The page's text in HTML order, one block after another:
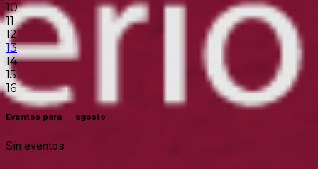
10
11
12
13
14
15
16
Eventos para agosto
Sin eventos